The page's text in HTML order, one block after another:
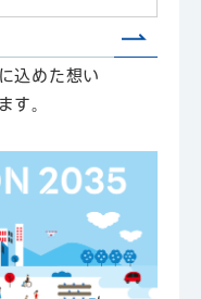
込めた想い
す。